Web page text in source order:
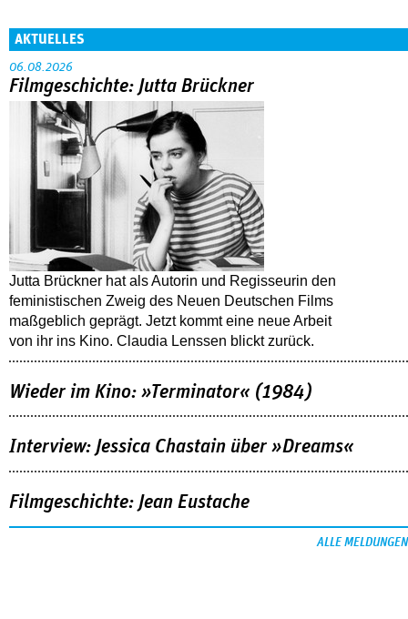
AKTUELLES
06.08.2026
Filmgeschichte: Jutta Brückner
Jutta Brückner hat als Autorin und Regisseurin den
feministischen Zweig des Neuen Deutschen Films
maßgeblich geprägt. Jetzt kommt eine neue Arbeit
von ihr ins Kino. Claudia Lenssen blickt zurück.
Wieder im Kino: »Terminator« (1984)
Interview: Jessica Chastain über »Dreams«
Filmgeschichte: Jean Eustache
ALLE MELDUNGEN